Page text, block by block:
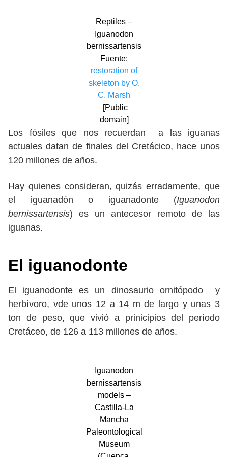
Reptiles –
Iguanodon
bernissartensis
Fuente:
restoration of
skeleton by O.
C. Marsh
[Public
domain]
Los fósiles que nos recuerdan a las iguanas
actuales datan de finales del Cretácico, hace unos
120 millones de años.
Hay quienes consideran, quizás erradamente, que
el iguanadón o iguanadonte (Iguanodon
bernissartensis)
es un antecesor remoto de las
iguanas.
El iguanodonte
El iguanodonte es un dinosaurio ornitópodo y
herbívoro, vde unos 12 a 14 m de largo y unas 3
ton de peso, que vivió a prinicipios del período
Cretáceo, de 126 a 113 millones de años.
Iguanodon
bernissartensis
models –
Castilla-La
Mancha
Paleontological
Museum